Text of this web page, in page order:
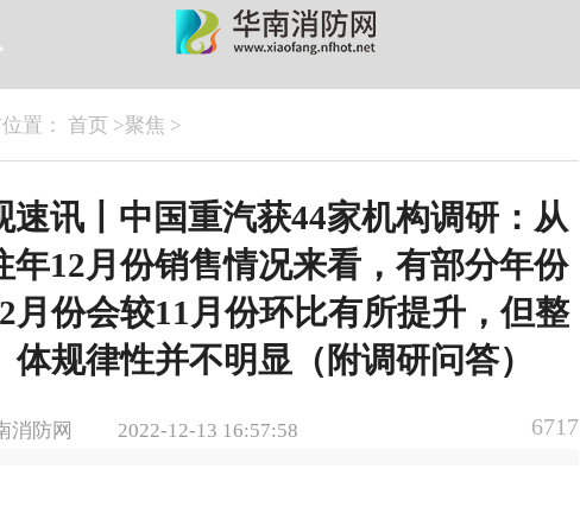
位置：首页 >聚焦 >
速讯丨中国重汽获44家机构调研：从
年12月份销售情况来看，有部分年份
月份会较11月份环比有所提升，但整
体规律性并不明显（附调研问答）
消防网 2022-12-13 16:57:58 6717